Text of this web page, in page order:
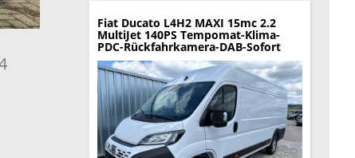
Fiat Ducato L4H2 MAXI 15mc 2.2
MultiJet 140PS Tempomat-Klima-
PDC-Rückfahrkamera-DAB-Sofort